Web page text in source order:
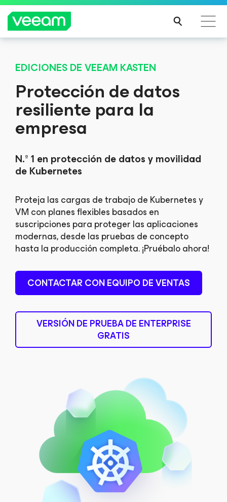
Guía de Veeam para los clientes afectados por la
actualización de contenido de CrowdStrike
INFO
RMA
CIÓN
Guía de Veeam para los clientes afectados por la
actualización de contenido de CrowdStrike
MÁS
INFO
RMA
CIÓN
Veeam Kasten ha sido nombrado
cinco veces líder y "outperformer"
por GigaOm
Descubra cómo Veeam Kasten ofrece resiliencia nativa de la nube
EDICIONES DE VEEAM KASTEN
Protección de datos
resiliente para la
empresa
N.º 1 en protección de datos y movilidad
de Kubernetes
Proteja las cargas de trabajo de Kubernetes y
VM con planes flexibles basados en
suscripciones para proteger las aplicaciones
modernas, desde las pruebas de concepto
hasta la producción completa. ¡Pruébalo ahora!
CONTACTAR CON EQUIPO DE VENTAS
VERSIÓN DE PRUEBA DE ENTERPRISE
GRATIS